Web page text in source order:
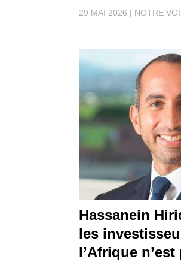
29 MAI 2026
NOTRE
Hassanein
les
l’Afrique